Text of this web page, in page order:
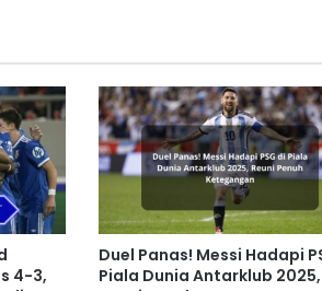
4-3,
Duel Panas! Messi Hadapi
Piala Dunia Antarklub 2025,